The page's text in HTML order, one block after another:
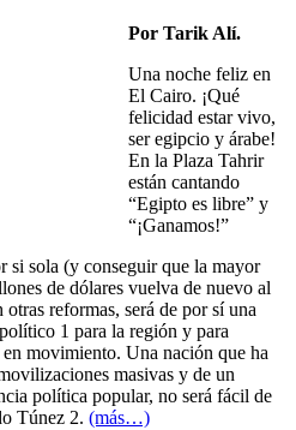
Por Tarik Alí.
Una noche feliz en
El Cairo. ¡Qué
felicidad estar vivo,
ser egipcio y árabe!
En la Plaza Tahrir
están cantando
“Egipto es libre” y
“¡Ganamos!”
sola (y conseguir que la mayor
de dólares vuelva de nuevo al
reformas, será de por sí una
1 para la región y para
movimiento. Una nación que ha
masivas y de un
política popular, no será fácil de
Túnez 2. (más…)